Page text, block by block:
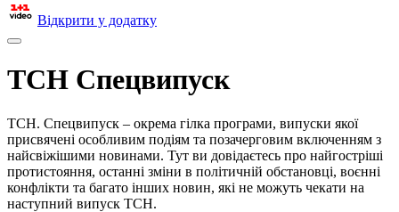
Відкрити у додатку
ТСН Спецвипуск
ТСН. Спецвипуск – окрема гілка програми, випуски якої
присвячені особливим подіям та позачерговим включенням з
найсвіжішими новинами. Тут ви довідаєтесь про найгостріші
протистояння, останні зміни в політичній обстановці, воєнні
конфлікти та багато інших новин, які не можуть чекати на
наступний випуск ТСН.